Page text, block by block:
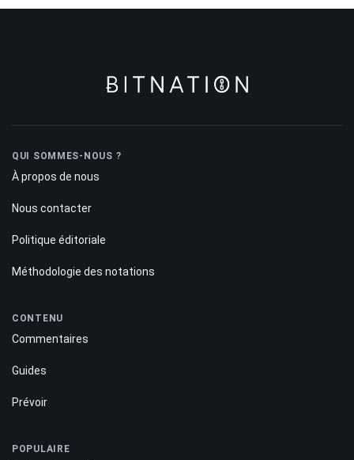
QUI SOMMES-NOUS ?
À propos de nous
Nous contacter
Politique éditoriale
Méthodologie des notations
CONTENU
Commentaires
Guides
Prévoir
POPULAIRE